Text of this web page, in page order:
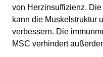
von Herzinsuffizienz.
kann die Muskelstruktur
verbessern. Die
MSC verhindert